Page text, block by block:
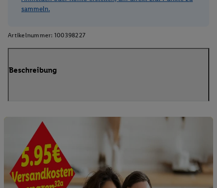
sammeln.
Artikelnummer: 100398227
Beschreibung